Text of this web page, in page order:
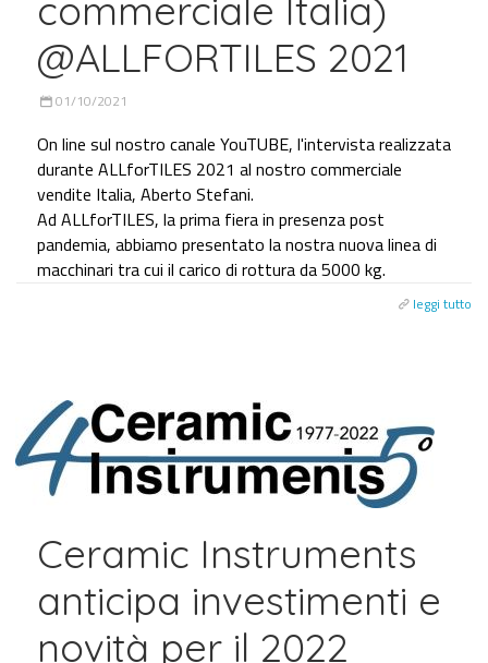
commerciale Italia)
@ALLFORTILES 2021
01/10/2021
On line sul nostro canale YouTUBE, l'intervista realizzata
durante ALLforTILES 2021 al nostro commerciale
vendite Italia, Aberto Stefani.
Ad ALLforTILES, la prima fiera in presenza post
pandemia, abbiamo presentato la nostra nuova linea di
macchinari tra cui il carico di rottura da 5000 kg.
leggi tutto
Ceramic Instruments
anticipa investimenti e
novità per il 2022